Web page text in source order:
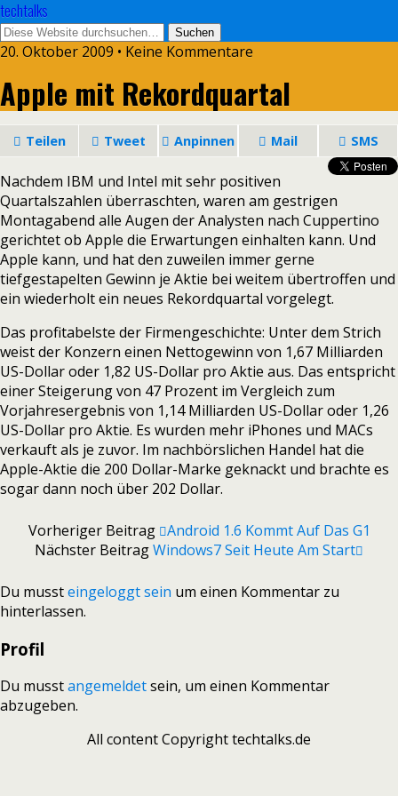
techtalks
20. Oktober 2009 • Keine Kommentare
Apple mit Rekordquartal
Teilen Tweet Anpinnen Mail SMS
Nachdem IBM und Intel mit sehr positiven
Quartalszahlen überraschten, waren am gestrigen
Montagabend alle Augen der Analysten nach Cuppertino
gerichtet ob Apple die Erwartungen einhalten kann. Und
Apple kann, und hat den zuweilen immer gerne
tiefgestapelten Gewinn je Aktie bei weitem übertroffen und
ein wiederholt ein neues Rekordquartal vorgelegt.
Das profitabelste der Firmengeschichte: Unter dem Strich
weist der Konzern einen Nettogewinn von 1,67 Milliarden
US-Dollar oder 1,82 US-Dollar pro Aktie aus. Das entspricht
einer Steigerung von 47 Prozent im Vergleich zum
Vorjahresergebnis von 1,14 Milliarden US-Dollar oder 1,26
US-Dollar pro Aktie. Es wurden mehr iPhones und MACs
verkauft als je zuvor. Im nachbörslichen Handel hat die
Apple-Aktie die 200 Dollar-Marke geknackt und brachte es
sogar dann noch über 202 Dollar.
Vorheriger Beitrag Android 1.6 Kommt Auf Das G1
Nächster BeitragWindows7 Seit Heute Am Start
Du mussteingeloggt sein um einen Kommentar zu
hinterlassen.
Profil
Du musstangemeldetsein, um einen Kommentar
abzugeben.
All content Copyright techtalks.de